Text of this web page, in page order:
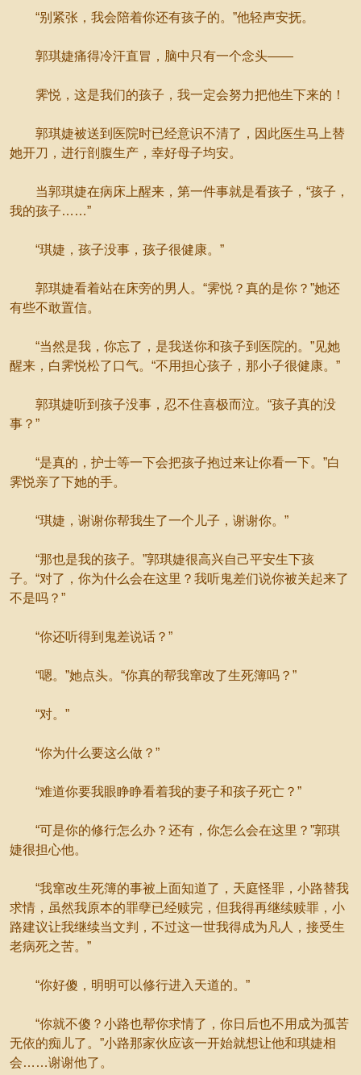
“别紧张，我会陪着你还有孩子的。”他轻声安抚。
郭琪婕痛得冷汗直冒，脑中只有一个念头——
霁悦，这是我们的孩子，我一定会努力把他生下来的！
郭琪婕被送到医院时已经意识不清了，因此医生马上替
她开刀，进行剖腹生产，幸好母子均安。
当郭琪婕在病床上醒来，第一件事就是看孩子，“孩子，
我的孩子……”
“琪婕，孩子没事，孩子很健康。”
郭琪婕看着站在床旁的男人。“霁悦？真的是你？”她还
有些不敢置信。
“当然是我，你忘了，是我送你和孩子到医院的。”见她
醒来，白霁悦松了口气。“不用担心孩子，那小子很健康。”
郭琪婕听到孩子没事，忍不住喜极而泣。“孩子真的没
事？”
“是真的，护士等一下会把孩子抱过来让你看一下。”白
霁悦亲了下她的手。
“琪婕，谢谢你帮我生了一个儿子，谢谢你。”
“那也是我的孩子。”郭琪婕很高兴自己平安生下孩
子。“对了，你为什么会在这里？我听鬼差们说你被关起来了
不是吗？”
“你还听得到鬼差说话？”
“嗯。”她点头。“你真的帮我窜改了生死簿吗？”
“对。”
“你为什么要这么做？”
“难道你要我眼睁睁看着我的妻子和孩子死亡？”
“可是你的修行怎么办？还有，你怎么会在这里？”郭琪
婕很担心他。
“我窜改生死簿的事被上面知道了，天庭怪罪，小路替我
求情，虽然我原本的罪孽已经赎完，但我得再继续赎罪，小
路建议让我继续当文判，不过这一世我得成为凡人，接受生
老病死之苦。”
“你好傻，明明可以修行进入天道的。”
“你就不傻？小路也帮你求情了，你日后也不用成为孤苦
无依的痴儿了。”小路那家伙应该一开始就想让他和琪婕相
会……谢谢他了。